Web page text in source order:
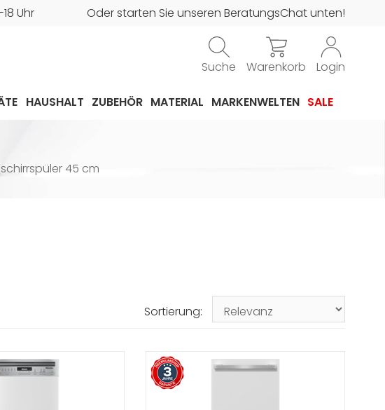
Uhr Oder starten Sie unseren BeratungsChat unten!
Suche Warenkorb Login
HAUSHALT ZUBEHÖR MATERIAL MARKENWELTEN SALE
45 cm
Sortierung: